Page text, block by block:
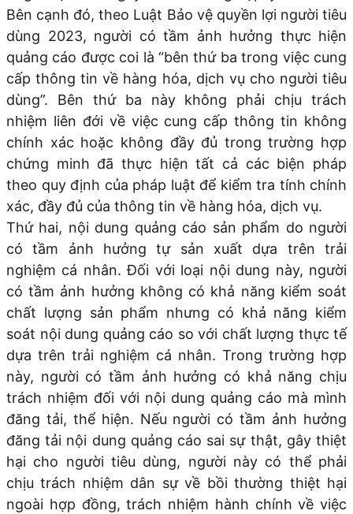
Bên cạnh đó, theo Luật Bảo vệ quyền lợi người tiêu
dùng 2023, người có tầm ảnh hưởng thực hiện
quảng cáo được coi là “bên thứ ba trong việc cung
cấp thông tin về hàng hóa, dịch vụ cho người tiêu
dùng”. Bên thứ ba này không phải chịu trách
nhiệm liên đới về việc cung cấp thông tin không
chính xác hoặc không đầy đủ trong trường hợp
chứng minh đã thực hiện tất cả các biện pháp
theo quy định của pháp luật để kiểm tra tính chính
xác, đầy đủ của thông tin về hàng hóa, dịch vụ.
Thứ hai, nội dung quảng cáo sản phẩm do người
có tầm ảnh hưởng tự sản xuất dựa trên trải
nghiệm cá nhân. Đối với loại nội dung này, người
có tầm ảnh hưởng không có khả năng kiểm soát
chất lượng sản phẩm nhưng có khả năng kiểm
soát nội dung quảng cáo so với chất lượng thực tế
dựa trên trải nghiệm cá nhân. Trong trường hợp
này, người có tầm ảnh hưởng có khả năng chịu
trách nhiệm đối với nội dung quảng cáo mà mình
đăng tải, thể hiện. Nếu người có tầm ảnh hưởng
đăng tải nội dung quảng cáo sai sự thật, gây thiệt
hại cho người tiêu dùng, người này có thể phải
chịu trách nhiệm dân sự về bồi thường thiệt hại
ngoài hợp đồng, trách nhiệm hành chính về việc